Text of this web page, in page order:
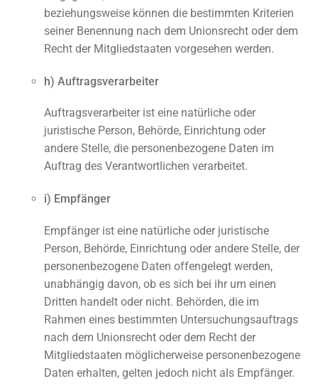
beziehungsweise können die bestimmten Kriterien
seiner Benennung nach dem Unionsrecht oder dem
Recht der Mitgliedstaaten vorgesehen werden.
h) Auftragsverarbeiter
Auftragsverarbeiter ist eine natürliche oder
juristische Person, Behörde, Einrichtung oder
andere Stelle, die personenbezogene Daten im
Auftrag des Verantwortlichen verarbeitet.
i) Empfänger
Empfänger ist eine natürliche oder juristische
Person, Behörde, Einrichtung oder andere Stelle, der
personenbezogene Daten offengelegt werden,
unabhängig davon, ob es sich bei ihr um einen
Dritten handelt oder nicht. Behörden, die im
Rahmen eines bestimmten Untersuchungsauftrags
nach dem Unionsrecht oder dem Recht der
Mitgliedstaaten möglicherweise personenbezogene
Daten erhalten, gelten jedoch nicht als Empfänger.